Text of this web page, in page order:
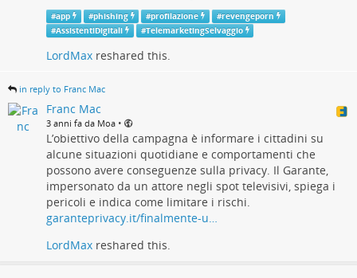
#app #phishing #profilazione #revengeporn
#AssistentiDigitali #TelemarketingSelvaggio
LordMax reshared this.
in reply to Franc Mac
Franc Mac
3 anni fa da Moa •
L’obiettivo della campagna è informare i cittadini su
alcune situazioni quotidiane e comportamenti che
possono avere conseguenze sulla privacy. Il Garante,
impersonato da un attore negli spot televisivi, spiega i
pericoli e indica come limitare i rischi.
garanteprivacy.it/finalmente-u…
LordMax reshared this.